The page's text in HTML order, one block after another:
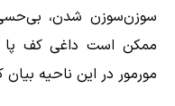
سوزن‌سوزن شدن،
ممکن است داغی کف پا
مورمور در این ناحیه بیان